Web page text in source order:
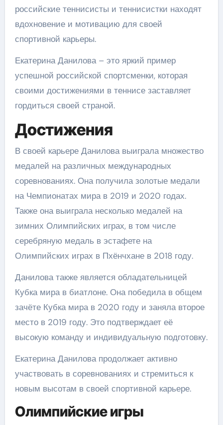
российские теннисисты и теннисистки находят
вдохновение и мотивацию для своей
спортивной карьеры.
Екатерина Данилова – это яркий пример
успешной российской спортсменки, которая
своими достижениями в теннисе заставляет
гордиться своей страной.
Достижения
В своей карьере Данилова выиграла множество
медалей на различных международных
соревнованиях. Она получила золотые медали
на Чемпионатах мира в 2019 и 2020 годах.
Также она выиграла несколько медалей на
зимних Олимпийских играх, в том числе
серебряную медаль в эстафете на
Олимпийских играх в Пхёнчхане в 2018 году.
Данилова также является обладательницей
Кубка мира в биатлоне. Она победила в общем
зачёте Кубка мира в 2020 году и заняла второе
место в 2019 году. Это подтверждает её
высокую команду и индивидуальную подготовку.
Екатерина Данилова продолжает активно
участвовать в соревнованиях и стремиться к
новым высотам в своей спортивной карьере.
Олимпийские игры